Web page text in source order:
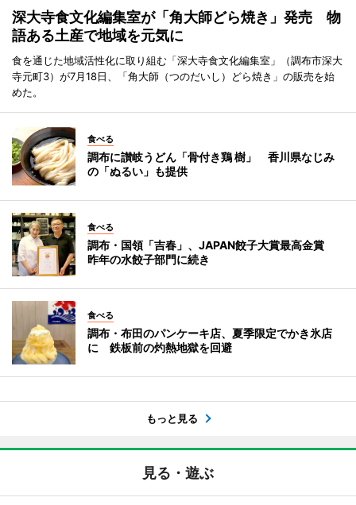
深大寺食文化編集室が「角大師どら焼き」発売 物
語ある土産で地域を元気に
食を通じた地域活性化に取り組む「深大寺食文化編集室」（調布市深大
寺元町3）が7月18日、「角大師（つのだいし）どら焼き」の販売を始
めた。
食べる
調布に讃岐うどん「骨付き鶏 樹」 香川県なじみ
の「ぬるい」も提供
食べる
調布・国領「吉春」、JAPAN餃子大賞最高金賞
昨年の水餃子部門に続き
食べる
調布・布田のパンケーキ店、夏季限定でかき氷店
に 鉄板前の灼熱地獄を回避
もっと見る
見る・遊ぶ